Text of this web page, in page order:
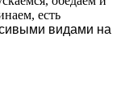
есть
видами на